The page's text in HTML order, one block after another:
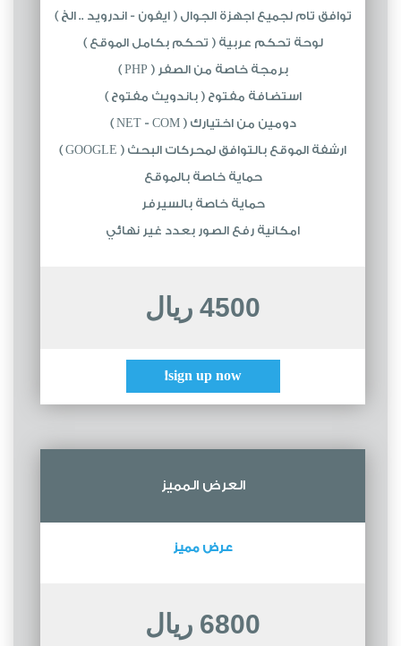
توافق تام لجميع اجهزة الجوال ( ايفون - اندرويد .. الخ )
لوحة تحكم عربية ( تحكم بكامل الموقع )
برمجة خاصة من الصفر ( PHP )
استضافة مفتوح ( باندويث مفتوح )
دومين من اختيارك ( NET - COM )
ارشفة الموقع بالتوافق لمحركات البحث ( GOOGLE )
حماية خاصة بالموقع
حماية خاصة بالسيرفر
امكانية رفع الصور بعدد غير نهائي
4500 ريال
sign up now!
العرض المميز
عرض مميز
6800 ريال